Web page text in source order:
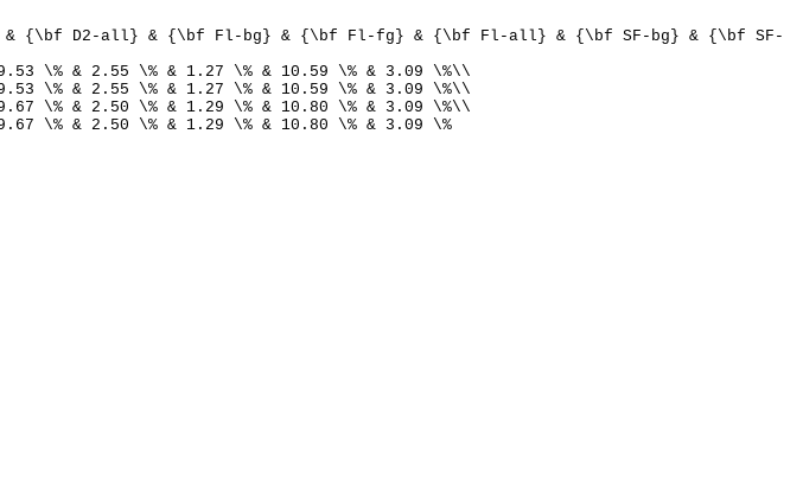
{\bf D2-all} & {\bf Fl-bg} & {\bf Fl-fg} & {\bf Fl-all} & {\bf SF-bg} & {\bf SF-
\% & 2.55 \% & 1.27 \% & 10.59 \% & 3.09 \%\\
\% & 2.55 \% & 1.27 \% & 10.59 \% & 3.09 \%\\
\% & 2.50 \% & 1.29 \% & 10.80 \% & 3.09 \%\\
\% & 2.50 \% & 1.29 \% & 10.80 \% & 3.09 \%